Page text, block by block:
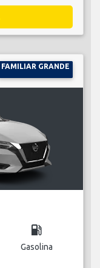
FAMILIAR GRANDE
local_gas_station
Gasolina